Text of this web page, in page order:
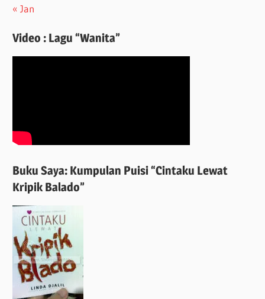
« Jan
Video : Lagu “Wanita”
Buku Saya: Kumpulan Puisi “Cintaku Lewat
Kripik Balado”